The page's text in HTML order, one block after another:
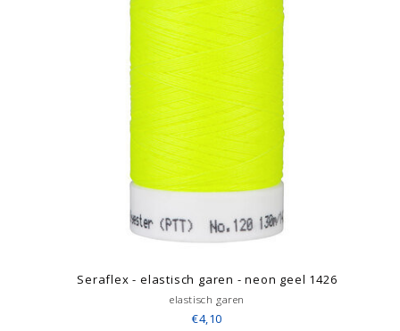
Seraflex - elastisch garen - neon geel 1426
elastisch garen
€4,10